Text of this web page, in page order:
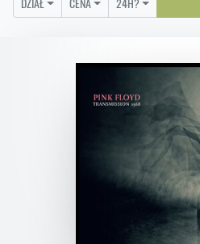
DZIAŁ CENA 24H?